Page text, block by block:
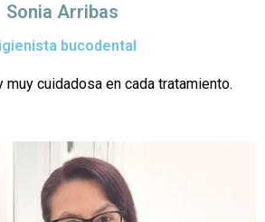
Sonia Arribas
bucodental
muy cuidadosa en cada tratamiento.